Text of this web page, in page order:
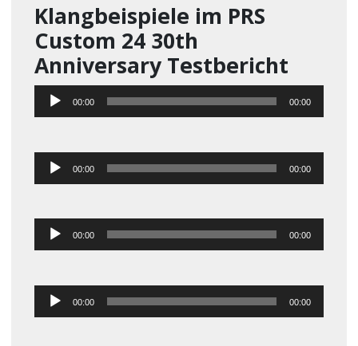
Klangbeispiele im PRS
Custom 24 30th
Anniversary Testbericht
Audio-00:00 00:00
Audio-00:00 00:00
Audio-00:00 00:00
Audio-00:00 00:00